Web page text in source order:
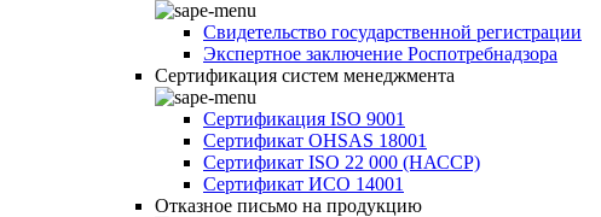
Свидетельство государственной регистрации
Экспертное заключение Роспотребнадзора
Сертификация систем менеджмента
Сертификация ISO 9001
Сертификат OHSAS 18001
Сертификат ISO 22 000 (НАССР)
Сертификат ИСО 14001
Отказное письмо на продукцию